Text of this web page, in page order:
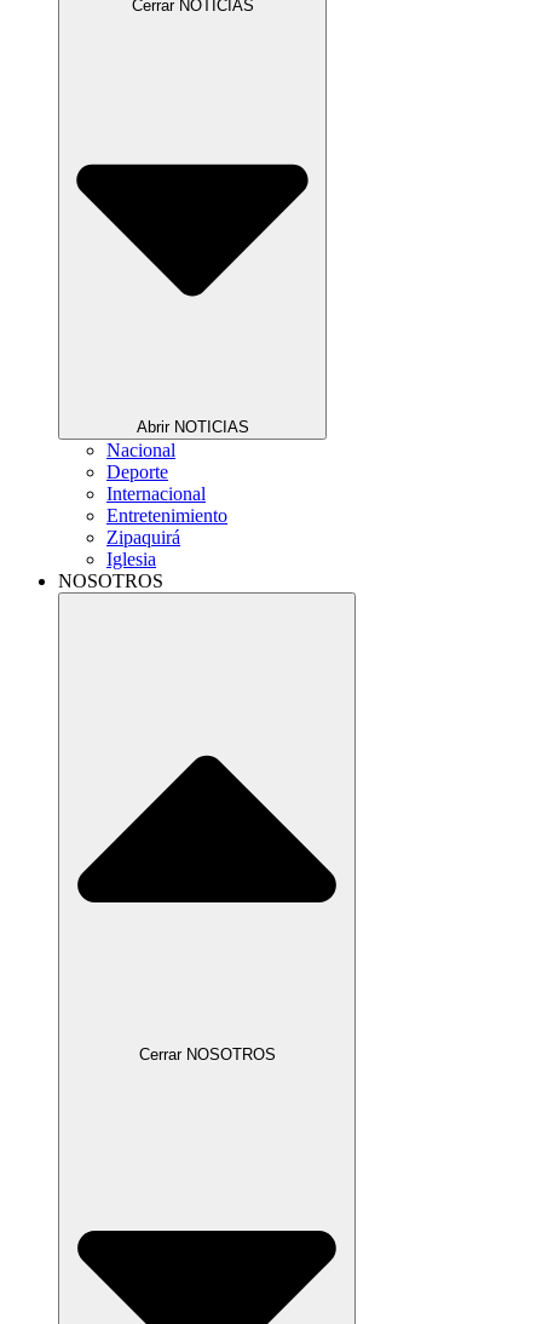
Cerrar NOTICIAS
Abrir NOTICIAS
Nacional
Deporte
Internacional
Entretenimiento
Zipaquirá
Iglesia
NOSOTROS
Cerrar NOSOTROS